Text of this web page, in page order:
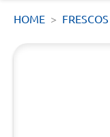
HOME FRESCOS